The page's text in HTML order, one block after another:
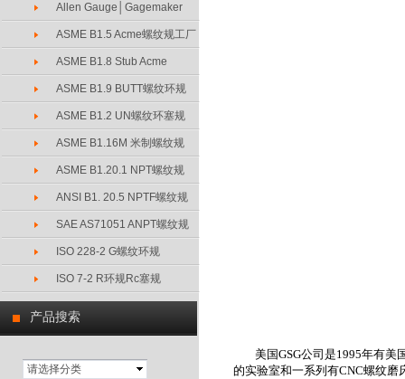
产品搜索
请选择分类
Allen Gauge│Gagemaker
ASME B1.5 Acme螺纹规工厂
ASME B1.8 Stub Acme
ASME B1.9 BUTT螺纹环规
ASME B1.2 UN螺纹环塞规
ASME B1.16M 米制螺纹规
ASME B1.20.1 NPT螺纹规
ANSI B1. 20.5 NPTF螺纹规
SAE AS71051 ANPT螺纹规
ISO 228-2 G螺纹环规
ISO 7-2 R环规Rc塞规
美国GSG公司是1995年有美
的实验室和一系列有CNC螺纹磨